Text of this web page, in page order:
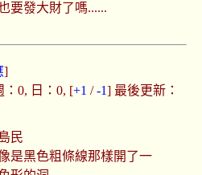
要發大財了嗎......
]
：0, 日：0, [+1 /-1] 最後更新：
民
是黑色粗條線那樣開了一